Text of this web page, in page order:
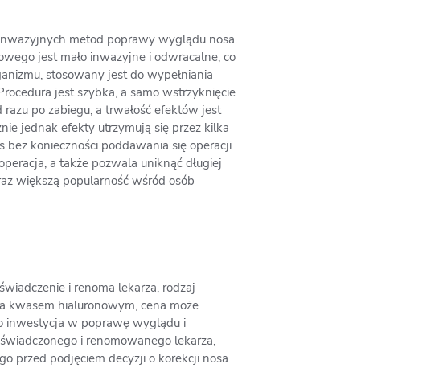
metod poprawy wyglądu nosa.
jest mało inwazyjne i odwracalne, co
stosowany jest do wypełniania
jest szybka, a samo wstrzyknięcie
po zabiegu, a trwałość efektów jest
jednak efekty utrzymują się przez kilka
bez konieczności poddawania się operacji
a także pozwala uniknąć długiej
większą popularność wśród osób
i renoma lekarza, rodzaj
kwasem hialuronowym, cena może
inwestycja w poprawę wyglądu i
i renomowanego lekarza,
przed podjęciem decyzji o korekcji nosa